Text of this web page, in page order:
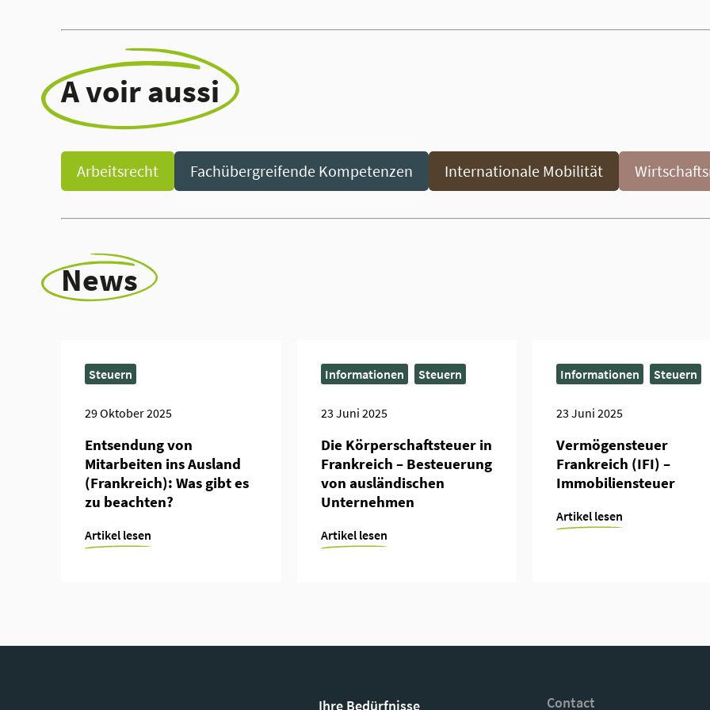
A voir aussi
Arbeitsrecht Fachübergreifende Kompetenzen Internationale Mobilität
News
Steuern
29 Oktober 2025
Entsendung von
Mitarbeiten ins Ausland
(Frankreich): Was gibt es
zu beachten?
Artikel lesen
Informationen Steuern
23 Juni 2025
Die Körperschaftsteuer in
Frankreich – Besteuerung
von ausländischen
Unternehmen
Artikel lesen
Informationen Steuern
23 Juni 2025
Vermögensteuer
Frankreich (IFI) –
Immobiliensteuer
Artikel lesen
Ihre Bedürfnisse Contact